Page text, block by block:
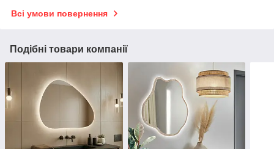
Всі умови повернення
Подібні товари компанії